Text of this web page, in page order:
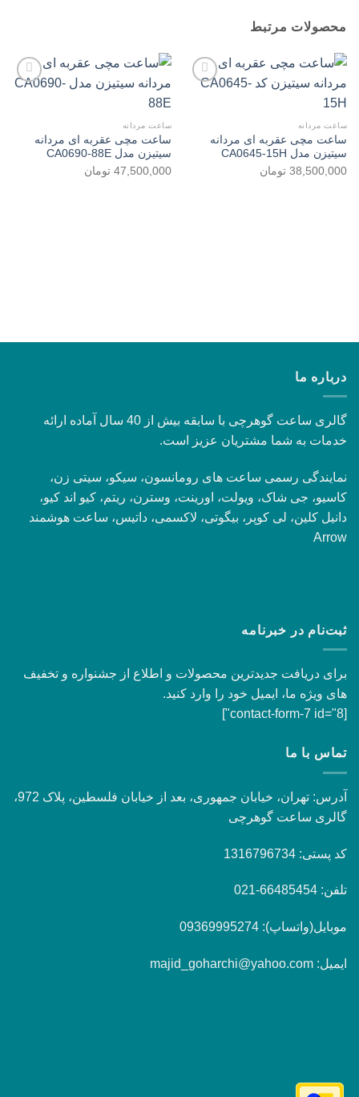
محصولات مرتبط
ساعت مردانه
ساعت مچی عقربه ای مردانه
سیتیزن مدل CA0645-15H
38,500,000 تومان
ساعت مردانه
ساعت مچی عقربه ای مردانه
سیتیزن مدل CA0690-88E
47,500,000 تومان
درباره ما
گالری ساعت گوهرچی با سابقه بیش از 40 سال آماده ارائه
خدمات به شما مشتریان عزیز است.
نمایندگی رسمی ساعت های رومانسون، سیکو، سیتی زن،
کاسیو، جی شاک، ویولت، اورینت، وسترن، ریتم، کیو اند کیو،
دانیل کلین، لی کوپر، بیگوتی، لاکسمی، داتیس، ساعت هوشمند
Arrow
ثبت‌نام در خبرنامه
برای دریافت جدیدترین محصولات و اطلاع از جشنواره و تخفیف
های ویژه ما، ایمیل خود را وارد کنید.
[contact-form-7 id="8"]
تماس با ما
آدرس: تهران، خیابان جمهوری، بعد از خیابان فلسطین، پلاک 972،
گالری ساعت گوهرچی
کد پستی: 1316796734
تلفن: 66485454-021
موبایل(واتساپ): 09369995274
ایمیل: majid_goharchi@yahoo.com